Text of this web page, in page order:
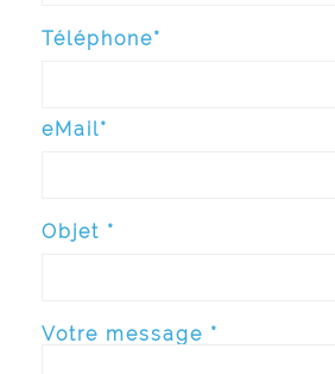
Téléphone*
eMail*
Objet *
Votre message *